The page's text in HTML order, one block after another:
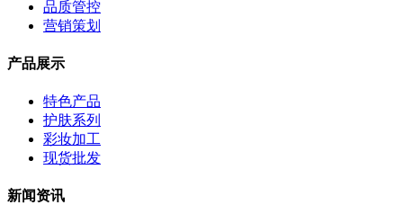
品质管控
营销策划
产品展示
特色产品
护肤系列
彩妆加工
现货批发
新闻资讯